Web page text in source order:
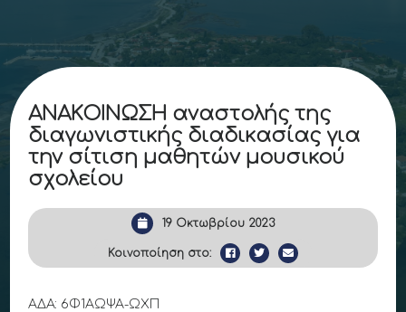
ΑΝΑΚΟΙΝΩΣΗ αναστολής της
διαγωνιστικής διαδικασίας για
την σίτιση μαθητών μουσικού
σχολείου
19 Οκτωβρίου 2023
Κοινοποίηση στο:
ΑΔΑ: 6Φ1ΑΩΨΑ-ΩΧΠ